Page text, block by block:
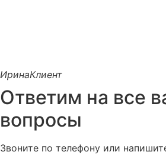
ИринаКлиент
Ответим на все
вопросы
Звоните по телефону или